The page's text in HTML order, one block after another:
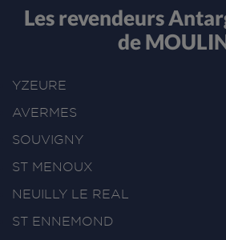
Les revendeurs
de
YZEURE
AVERMES
SOUVIGNY
ST MENOUX
NEUILLY LE REAL
ST ENNEMOND